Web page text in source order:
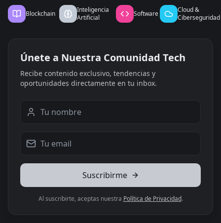
Blockchain
Inteligencia
Artificial
Software
Cloud &
Ciberseguridad
Únete a Nuestra Comunidad Tech
Recibe contenido exclusivo, tendencias y
oportunidades directamente en tu inbox.
Suscribirme
Al suscribirte, aceptas nuestra Política de Privacidad.